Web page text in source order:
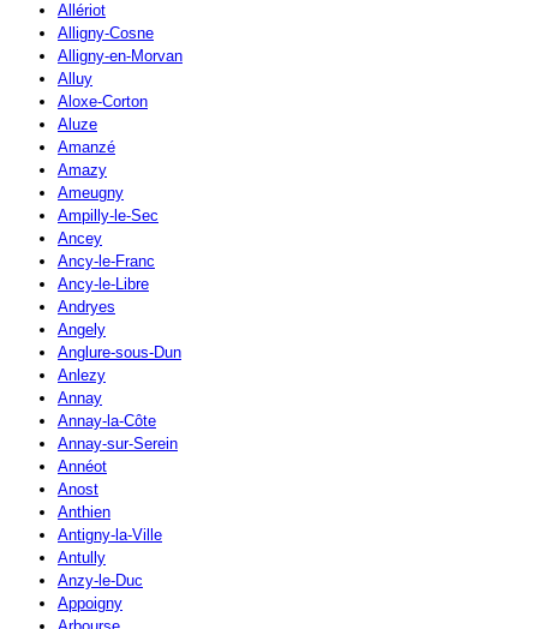
Allériot
Alligny-Cosne
Alligny-en-Morvan
Alluy
Aloxe-Corton
Aluze
Amanzé
Amazy
Ameugny
Ampilly-le-Sec
Ancey
Ancy-le-Franc
Ancy-le-Libre
Andryes
Angely
Anglure-sous-Dun
Anlezy
Annay
Annay-la-Côte
Annay-sur-Serein
Annéot
Anost
Anthien
Antigny-la-Ville
Antully
Anzy-le-Duc
Appoigny